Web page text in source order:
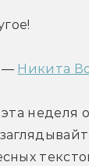
— Никита
неделя